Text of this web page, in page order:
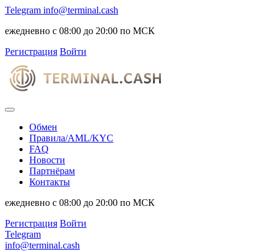
Telegram info@terminal.cash
ежедневно с 08:00 до 20:00 по МСК
Регистрация Войти
Обмен
Правила/AML/KYC
FAQ
Новости
Партнёрам
Контакты
ежедневно с 08:00 до 20:00 по МСК
Регистрация Войти
Telegram
info@terminal.cash